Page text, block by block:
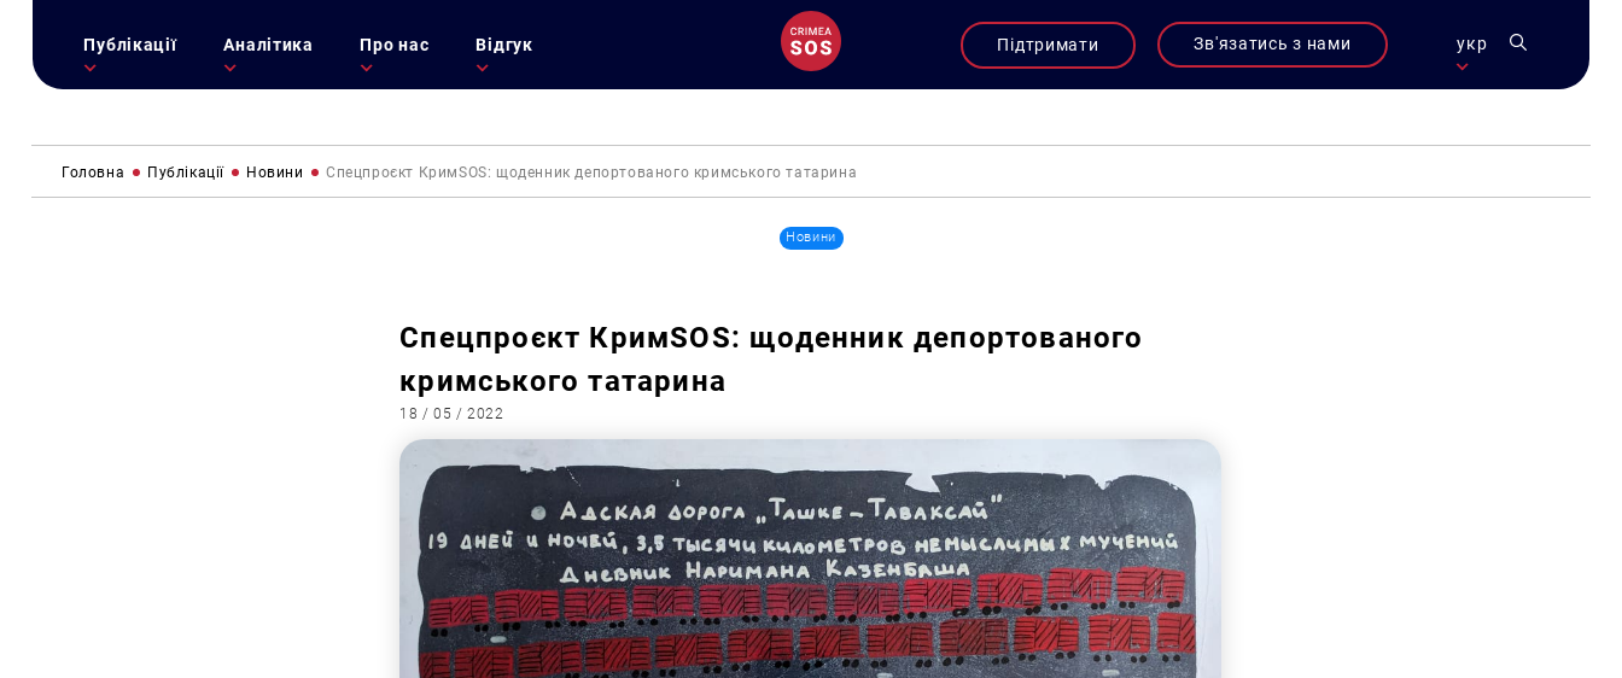
Публікації Аналітика Про нас Відгук Підтримати Зв'язатись з нами укр
Головна Публікації Новини Спецпроєкт КримSOS: щоденник депортованого кримського татарина
Новини
Спецпроєкт КримSOS: щоденник депортованого
кримського татарина
18 / 05 / 2022